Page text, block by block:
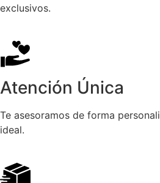
exclusivos.
Atención Única
Te asesoramos de forma
ideal.